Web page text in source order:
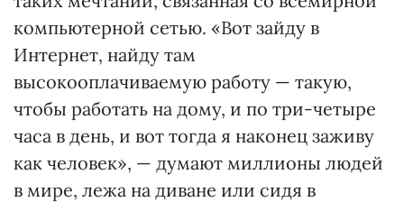
компьютерной сетью. «Вот зайду в
Интернет, найду там
высокооплачиваемую работу — такую,
чтобы работать на дому, и по три-четыре
часа в день, и вот тогда я наконец заживу
как человек», — думают миллионы людей
в мире, лежа на диване или сидя в